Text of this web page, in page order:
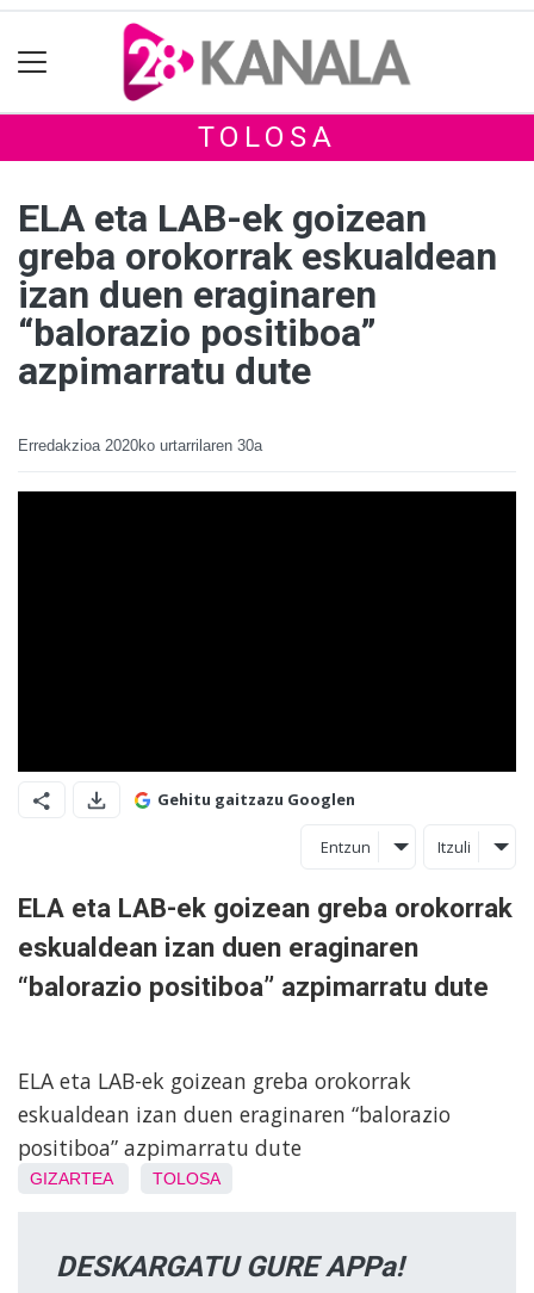
TOLOSA
ELA eta LAB-ek goizean
greba orokorrak eskualdean
izan duen eraginaren
“balorazio positiboa”
azpimarratu dute
Erredakzioa 2020ko urtarrilaren 30a
Gehitu gaitzazu Googlen
Entzun Itzuli
ELA eta LAB-ek goizean greba orokorrak
eskualdean izan duen eraginaren
“balorazio positiboa” azpimarratu dute
ELA eta LAB-ek goizean greba orokorrak
eskualdean izan duen eraginaren “balorazio
positiboa” azpimarratu dute
GIZARTEA TOLOSA
DESKARGATU GURE APPa!